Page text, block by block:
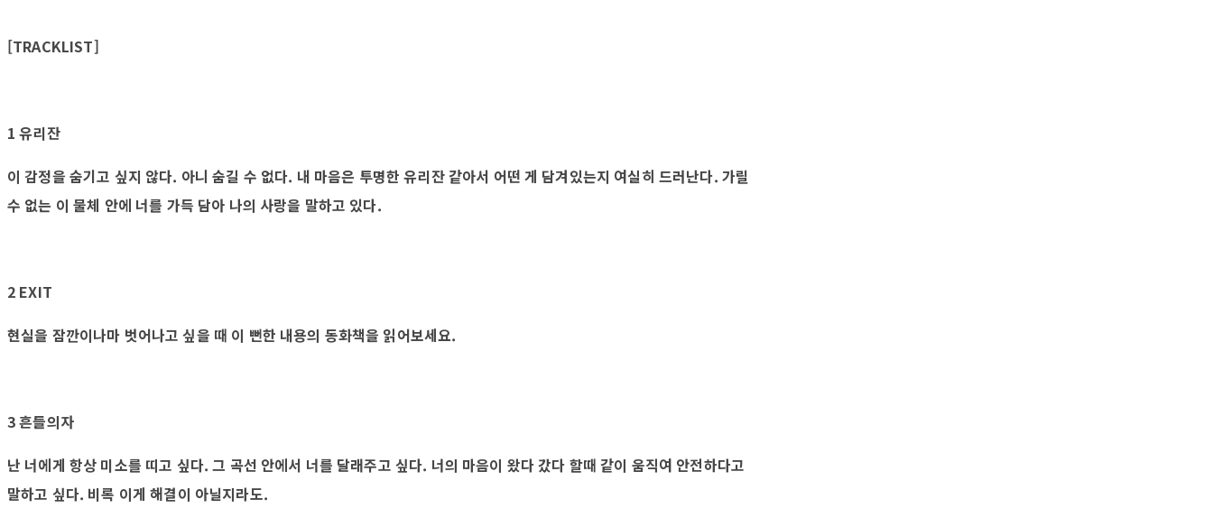
[TRACKLIST]
1 유리잔
이 감정을 숨기고 싶지 않다. 아니 숨길 수 없다. 내 마음은 투명한 유리잔 같아서 어떤 게 담겨있는지 여실히 드러난다. 가릴
수 없는 이 물체 안에 너를 가득 담아 나의 사랑을 말하고 있다.
2 EXIT
현실을 잠깐이나마 벗어나고 싶을 때 이 뻔한 내용의 동화책을 읽어보세요.
3 흔들의자
난 너에게 항상 미소를 띠고 싶다. 그 곡선 안에서 너를 달래주고 싶다. 너의 마음이 왔다 갔다 할때 같이 움직여 안전하다고
말하고 싶다. 비록 이게 해결이 아닐지라도.